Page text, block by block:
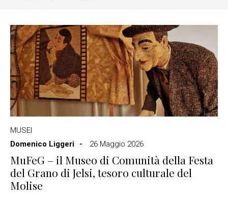
MUSEI
Domenico Liggeri
26 Maggio 2026
MuFeG – il Museo di Comunità della Festa
del Grano di Jelsi, tesoro culturale del
Molise